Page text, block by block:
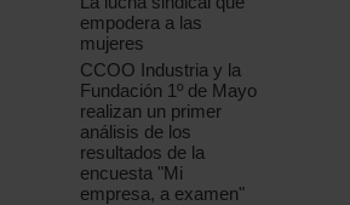
empodera a las
mujeres
CCOO Industria y la
Fundación 1º de Mayo
realizan un primer
análisis de los
resultados de la
encuesta "Mi
empresa, a examen"